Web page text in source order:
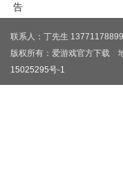
告
联系人：丁先生
版权所有：爱游戏官方下载
15025295号-1